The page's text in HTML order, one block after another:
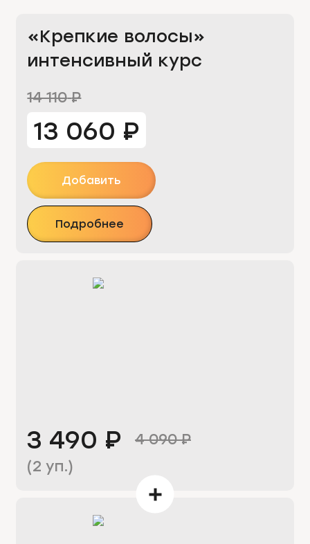
«Крепкие волосы»
интенсивный курс
14 110 ₽
13 060 ₽
Добавить
Подробнее
3 490 ₽ 4 090 ₽
(2 уп.)